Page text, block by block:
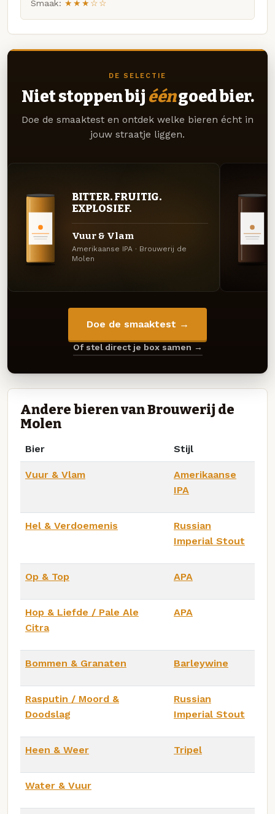
Smaak: ★★★☆☆
DE SELECTIE
Niet stoppen bij ééngoed bier.
Doe de smaaktest en ontdek welke bieren écht in
jouw straatje liggen.
BITTER. FRUITIG.
EXPLOSIEF.
Vuur & Vlam
Amerikaanse IPA · Brouwerij de
Molen
Doe de smaaktest →
Of stel direct je box samen →
Andere bieren van Brouwerij de
Molen
Bier Stijl
Vuur & Vlam
Amerikaanse
IPA
Hel & Verdoemenis
Russian
Imperial Stout
Op & Top APA
Hop & Liefde / Pale Ale
Citra
APA
Bommen & Granaten Barleywine
Rasputin / Moord &
Doodslag
Russian
Imperial Stout
Heen & Weer Tripel
Water & Vuur